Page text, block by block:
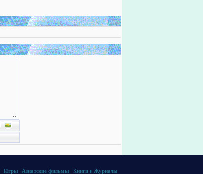
Игры Азиатские фильмы Книги и Журналы